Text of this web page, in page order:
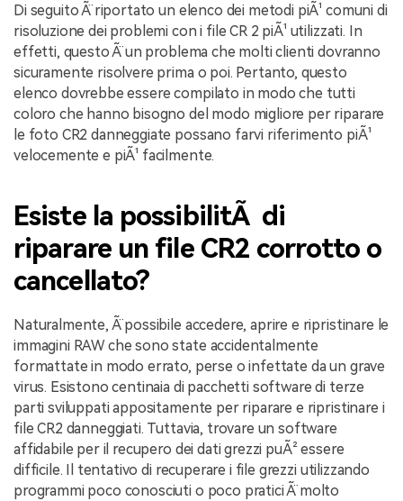
Di seguito Ã¨ riportato un elenco dei metodi piÃ¹ comuni di
risoluzione dei problemi con i file CR 2 piÃ¹ utilizzati. In
effetti, questo Ã¨ un problema che molti clienti dovranno
sicuramente risolvere prima o poi. Pertanto, questo
elenco dovrebbe essere compilato in modo che tutti
coloro che hanno bisogno del modo migliore per riparare
le foto CR2 danneggiate possano farvi riferimento piÃ¹
velocemente e piÃ¹ facilmente.
Esiste la possibilitÃ di
riparare un file CR2 corrotto o
cancellato?
Naturalmente, Ã¨ possibile accedere, aprire e ripristinare le
immagini RAW che sono state accidentalmente
formattate in modo errato, perse o infettate da un grave
virus. Esistono centinaia di pacchetti software di terze
parti sviluppati appositamente per riparare e ripristinare i
file CR2 danneggiati. Tuttavia, trovare un software
affidabile per il recupero dei dati grezzi puÃ² essere
difficile. Il tentativo di recuperare i file grezzi utilizzando
programmi poco conosciuti o poco pratici Ã¨ molto